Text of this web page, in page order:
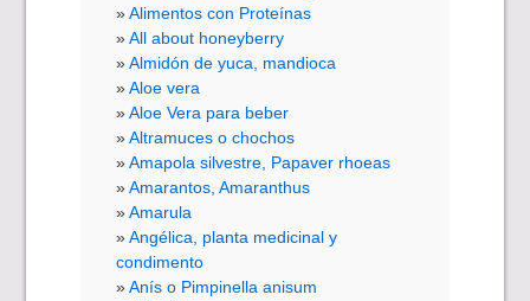
Alimentos con Proteínas
All about honeyberry
Almidón de yuca, mandioca
Aloe vera
Aloe Vera para beber
Altramuces o chochos
Amapola silvestre, Papaver rhoeas
Amarantos, Amaranthus
Amarula
Angélica, planta medicinal y
condimento
Anís o Pimpinella anisum